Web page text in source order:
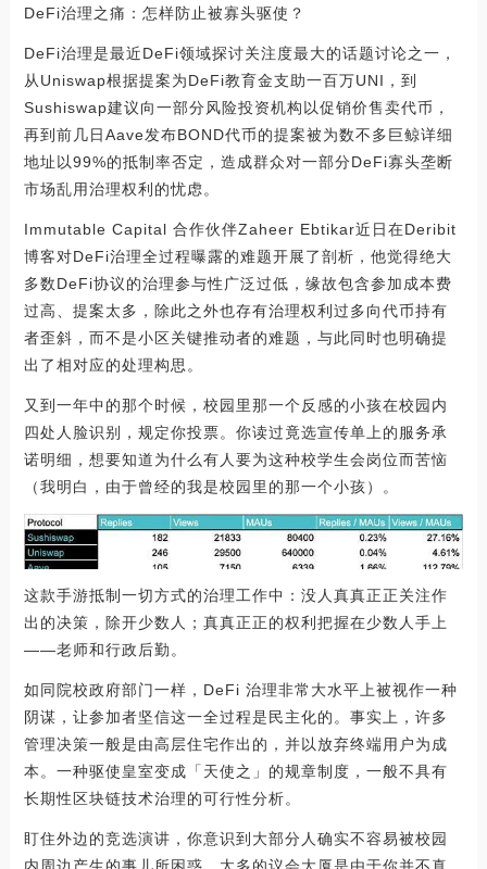
DeFi治理之痛：怎样防止被寡头驱使？
DeFi治理是最近DeFi领域探讨关注度最大的话题讨论之一，
从Uniswap根据提案为DeFi教育金支助一百万UNI，到
Sushiswap建议向一部分风险投资机构以促销价售卖代币，
再到前几日Aave发布BOND代币的提案被为数不多巨鲸详细
地址以99%的抵制率否定，造成群众对一部分DeFi寡头垄断
市场乱用治理权利的忧虑。
Immutable Capital 合作伙伴Zaheer Ebtikar近日在Deribit
博客对DeFi治理全过程曝露的难题开展了剖析，他觉得绝大
多数DeFi协议的治理参与性广泛过低，缘故包含参加成本费
过高、提案太多，除此之外也存有治理权利过多向代币持有
者歪斜，而不是小区关键推动者的难题，与此同时也明确提
出了相对应的处理构思。
又到一年中的那个时候，校园里那一个反感的小孩在校园内
四处人脸识别，规定你投票。你读过竟选宣传单上的服务承
诺明细，想要知道为什么有人要为这种校学生会岗位而苦恼
（我明白，由于曾经的我是校园里的那一个小孩）。
这款手游抵制一切方式的治理工作中：没人真真正正关注作
出的决策，除开少数人；真真正正的权利把握在少数人手上
——老师和行政后勤。
如同院校政府部门一样，DeFi 治理非常大水平上被视作一种
阴谋，让参加者坚信这一全过程是民主化的。事实上，许多
管理决策一般是由高层住宅作出的，并以放弃终端用户为成
本。一种驱使皇室变成「天使之」的规章制度，一般不具有
长期性区块链技术治理的可行性分析。
盯住外边的竞选演讲，你意识到大部分人确实不容易被校园
内周边产生的事儿所困惑。太多的议会大厦是由于你并不真